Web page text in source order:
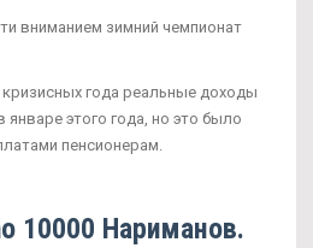
вниманием зимний чемпионат
года реальные доходы
этого года, но это было
пенсионерам.
10000 Нариманов.